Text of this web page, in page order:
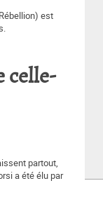
est
celle-
partout,
a été élu par